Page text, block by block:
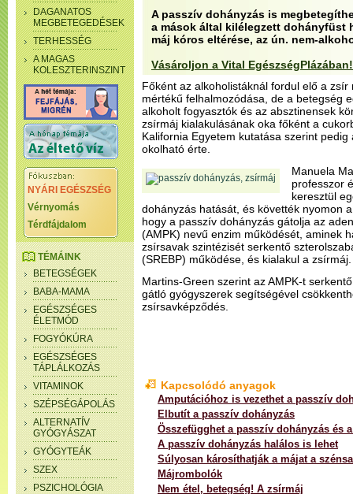
DAGANATOS
MEGBETEGEDÉSEK
TERHESSÉG
A MAGAS
KOLESZTERINSZINT
NYÁRI EGÉSZSÉG
Vérnyomás
Térdfájdalom
TÉMÁINK
BETEGSÉGEK
BABA-MAMA
EGÉSZSÉGES
ÉLETMÓD
FOGYÓKÚRA
EGÉSZSÉGES
TÁPLÁLKOZÁS
VITAMINOK
SZÉPSÉGÁPOLÁS
ALTERNATÍV
GYÓGYÁSZAT
GYÓGYTEÁK
SZEX
PSZICHOLÓGIA
A passzív dohányzás is
a mások által kilélegzett dohányfüst
máj kóros eltérése, az ún. nem-
Vásároljon a Vital EgészségPlázában!
Főként az alkoholistáknál fordul elő a
mértékű felhalmozódása, de a betegség
alkoholt fogyasztók és az absztinensek
zsírmáj kialakulásának oka főként a
Kalifornia Egyetem kutatása szerint
okolható érte.
Manuela
professzor
keresztül
dohányzás hatását, és követték nyomon
hogy a passzív dohányzás gátolja az
(AMPK) nevű enzim működését, aminek
zsírsavak szintézisét serkentő
(SREBP) működése, és kialakul a zsírmáj.
Martins-Green szerint az AMPK-t
gátló gyógyszerek segítségével
zsírsavképződés.
Kapcsolódó anyagok
Amputációhoz is vezethet a passzív
Elbutít a passzív dohányzás
Összefügghet a passzív dohányzás és
A passzív dohányzás halálos is lehet
Súlyosan károsíthatják a májat a
Májrombolók
Nem étel, betegség! A zsírmáj